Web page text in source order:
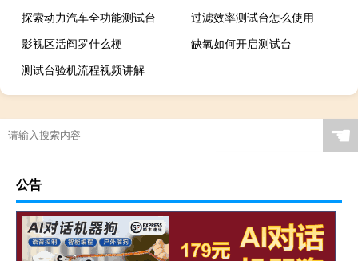
探索动力汽车全功能测试台
过滤效率测试台怎么使用
影视区活阎罗什么梗
缺氧如何开启测试台
测试台验机流程视频讲解
☚
公告